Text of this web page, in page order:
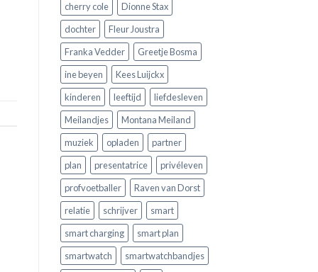
cherry cole
Dionne Stax
dochter
Fleur Joustra
Franka Vedder
Greetje Bosma
ine beyen
Kees Luijckx
kinderen
leeftijd
liefdesleven
Meilandjes
Montana Meiland
muziek
opladen
partner
plan
presentatrice
privéleven
profvoetballer
Raven van Dorst
relatie
schrijver
smart
smart charging
smart plan
smartwatch
smartwatchbandjes